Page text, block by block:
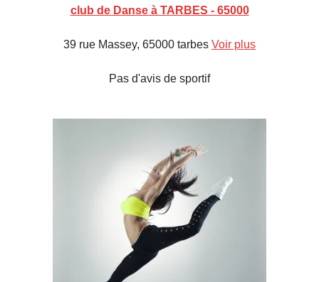
club de Danse à TARBES - 65000
39 rue Massey, 65000 tarbes Voir plus
Pas d'avis de sportif